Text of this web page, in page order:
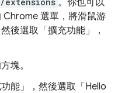
選單，將滑鼠游
後選取「擴充功能」
，
塊。
能」
，然後選取「Hello